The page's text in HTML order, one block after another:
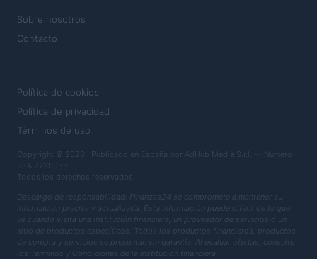
Sobre nosotros
Contacto
Política de cookies
Política de privacidad
Términos de uso
Copyright © 2026 · Publicado en España por AdHub Media S.r.l. — Número
REA 2729933
Todos los derechos reservados
Descargo de responsabilidad: Finanzas24 se compromete a mantener su
información precisa y actualizada. Esta información puede diferir de lo que
ve cuando visita una institución financiera, un proveedor de servicios o un
sitio de productos específicos. Todos los productos financieros, productos
de compra y servicios se presentan sin garantía. Al evaluar ofertas, consulte
los Términos y Condiciones de la institución financiera.